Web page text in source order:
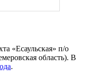
«Есаульская» п/о
область). В
.